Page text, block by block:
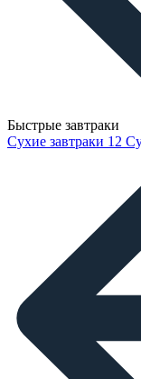
Быстрые завтраки
Сухие завтраки 12